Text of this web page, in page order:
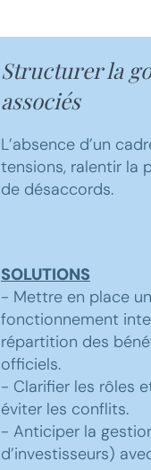
Structurer la
associés
L’absence d’un
tensions, ralentir la
de désaccords.
SOLUTIONS
- Mettre en place
fonctionnement
répartition des
officiels.
- Clarifier les rôles
éviter les conflits.
- Anticiper la
d’investisseurs)